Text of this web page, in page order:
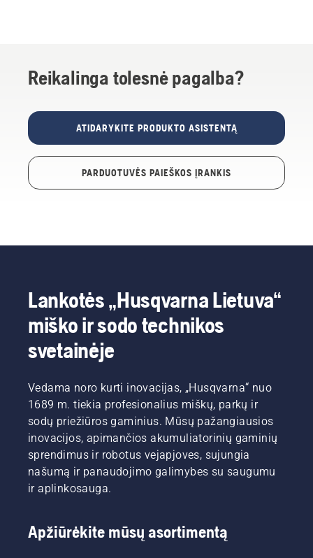
Reikalinga tolesnė pagalba?
ATIDARYKITE PRODUKTO ASISTENTĄ
PARDUOTUVĖS PAIEŠKOS ĮRANKIS
Lankotės „Husqvarna Lietuva“
miško ir sodo technikos
svetainėje
Vedama noro kurti inovacijas, „Husqvarna“ nuo
1689 m. tiekia profesionalius miškų, parkų ir
sodų priežiūros gaminius. Mūsų pažangiausios
inovacijos, apimančios akumuliatorinių gaminių
sprendimus ir robotus vejapjoves, sujungia
našumą ir panaudojimo galimybes su saugumu
ir aplinkosauga.
Apžiūrėkite mūsų asortimentą